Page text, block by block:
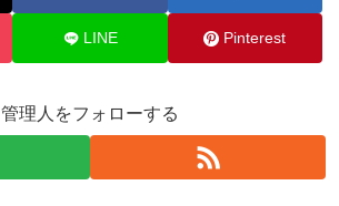
LINE Pinterest
管理人をフォローする